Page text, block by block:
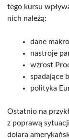
tego kursu
nich należą:
dane
nastroje
wzrost
spadające
polityka
Ostatnio na
z poprawą
dolara